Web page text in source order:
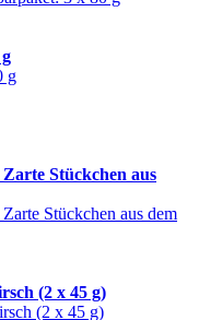
Stückchen aus
(2 x 45 g)